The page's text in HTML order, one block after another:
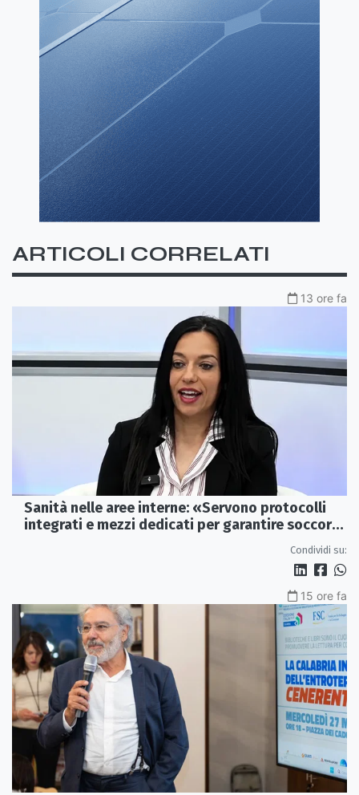
ARTICOLI CORRELATI
13 ore fa
Sanità nelle aree interne: «Servono protocolli
integrati e mezzi dedicati per garantire soccorsi
Condividi su:
15 ore fa